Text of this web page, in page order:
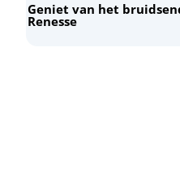
Geniet van het
Renesse